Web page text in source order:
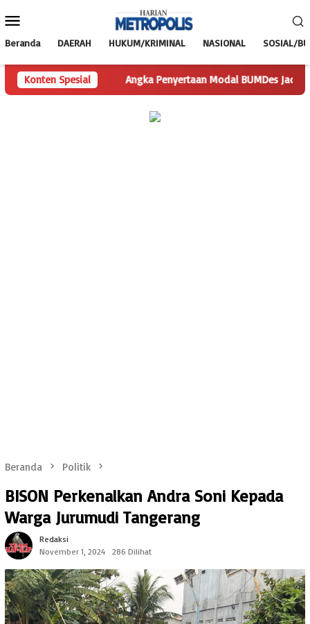
ke
Mobile
Beranda DAERAH HUKUM/KRIMINAL NASIONAL SOSIAL/
Konten Spesial
Pertanyaan Angka Penyertaan Modal BUMDes Jadi
Beranda Politik
BISON Perkenalkan Andra Soni Kepada
Warga Jurumudi Tangerang
Redaksi
November 1, 2024
286 Dilihat